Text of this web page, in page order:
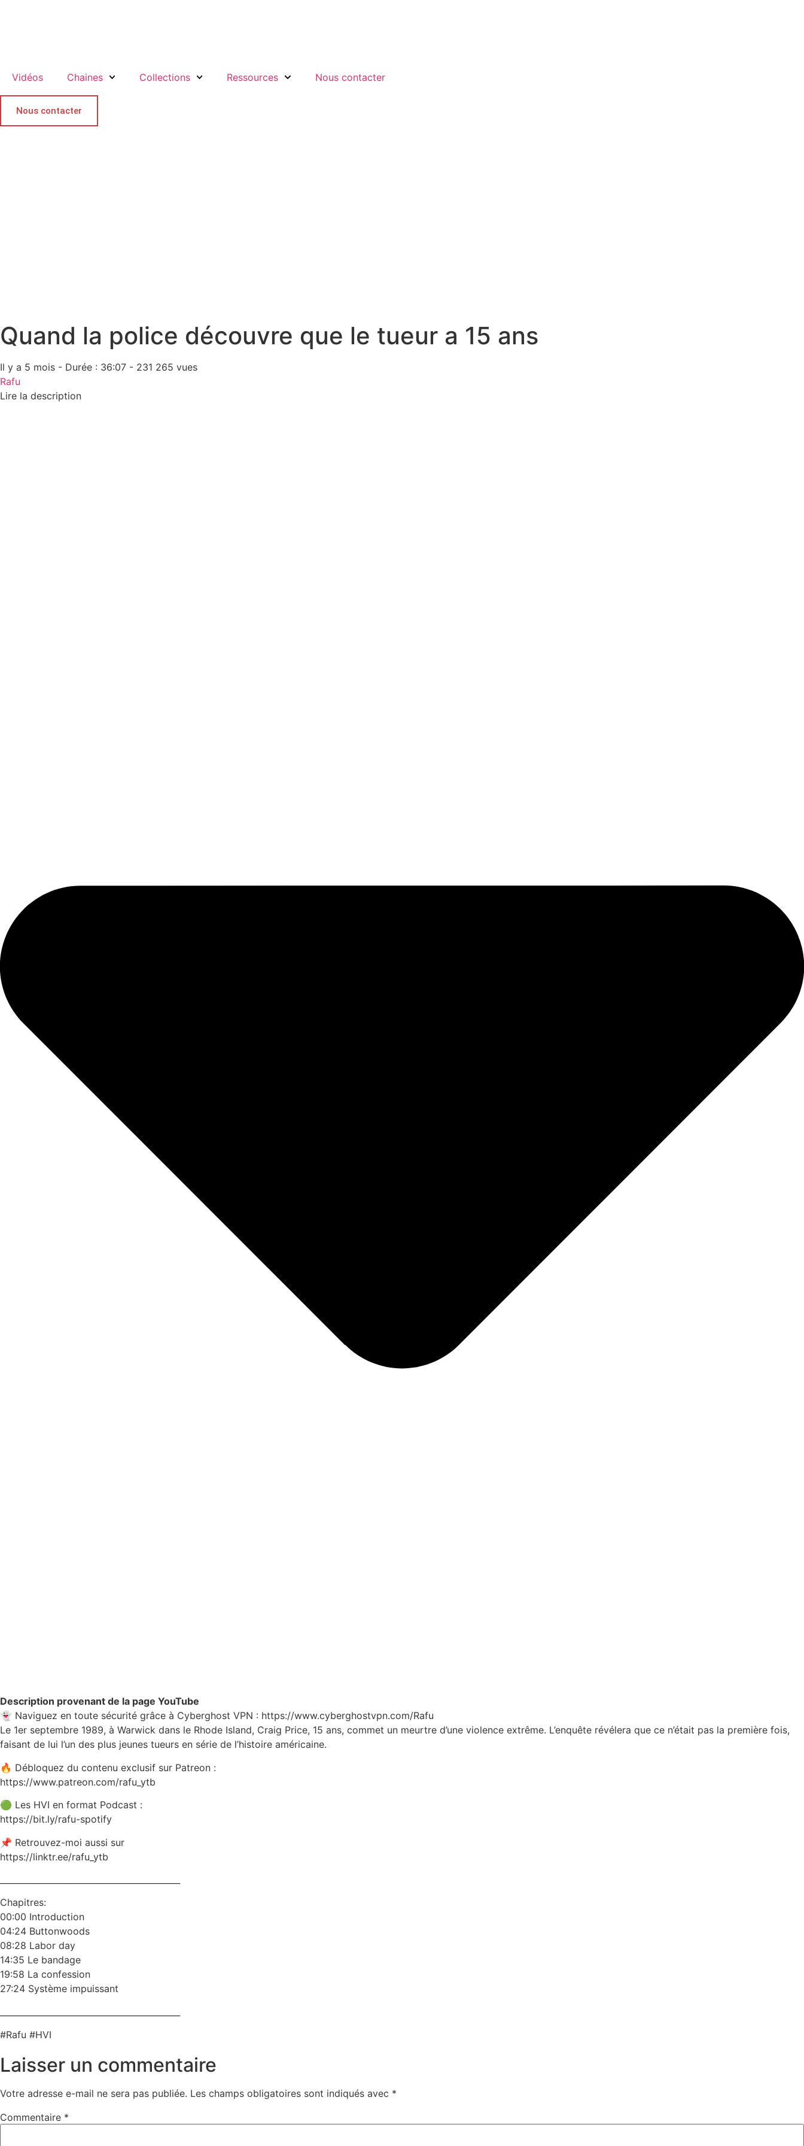
Vidéos Chaines Collections Ressources Nous contacter
Nous contacter
Quand la police découvre que le tueur a 15 ans
Il y a 5 mois - Durée : 36:07 - 231 265 vues
Rafu
Lire la description
Description provenant de la page YouTube
👻 Naviguez en toute sécurité grâce à Cyberghost VPN : https://www.cyberghostvpn.com/Rafu
Le 1er septembre 1989, à Warwick dans le Rhode Island, Craig Price, 15 ans, commet un meurtre d’une violence extrême. L’enquête révélera que ce n’était pas la première fois,
faisant de lui l’un des plus jeunes tueurs en série de l’histoire américaine.
🔥 Débloquez du contenu exclusif sur Patreon :
https://www.patreon.com/rafu_ytb
🟢 Les HVI en format Podcast :
https://bit.ly/rafu-spotify
📌 Retrouvez-moi aussi sur
https://linktr.ee/rafu_ytb
Chapitres:
00:00 Introduction
04:24 Buttonwoods
08:28 Labor day
14:35 Le bandage
19:58 La confession
27:24 Système impuissant
#Rafu #HVI
Laisser un commentaire
Votre adresse e-mail ne sera pas publiée. Les champs obligatoires sont indiqués avec *
Commentaire *